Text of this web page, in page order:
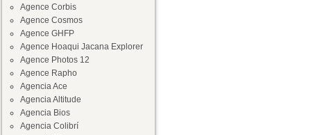
Agence Corbis
Agence Cosmos
Agence GHFP
Agence Hoaqui Jacana Explorer
Agence Photos 12
Agence Rapho
Agencia Ace
Agencia Altitude
Agencia Bios
Agencia Colibrí